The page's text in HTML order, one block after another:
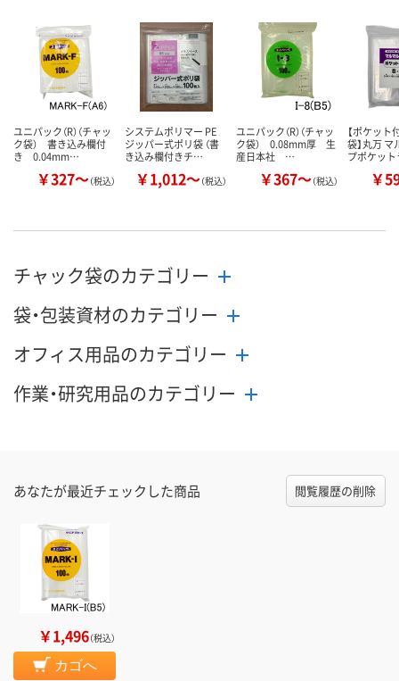
数量
カゴへ
数量
カゴへ カ
ユニパック（R）（チャッ
ク袋） 書き込み欄付
き 0.04mm…
￥327～（税込）
システムポリマー PE
ジッパー式ポリ袋 （書
き込み欄付きチ…
￥1,012～（税込）
ユニパック（R）（チャッ
ク袋） 0.08mm厚 生
産日本社 …
￥367～（税込）
【ポケット
袋】丸万
プポケッ
￥
チャック袋のカテゴリー
袋・包装資材のカテゴリー
オフィス用品のカテゴリー
作業・研究用品のカテゴリー
あなたが最近チェックした商品 閲覧履歴の削除
￥1,496（税込）
カゴへ